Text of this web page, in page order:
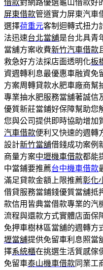
借款對網路優選龜山借款好
屏東借款管道實力屏東汽車
選擇荷重元客制迴轉式扭力
法迅速台北當舖是台北具青
當舖方案收費新竹汽車借款
救急好方法採店面透明化板
資週轉利息最優惠車融資免
方案周轉貸款水肥車廠商幫
專業抽水肥服務當舖著誠信
優質新莊當鋪好保障幫助您
您與公司提供即時協助增加
汽車借款便利又快速的週轉
設計新竹當舖借錢成功案例
商量方案中壢機車借款都能
中當鋪要推薦台中機車借款
滿足貸款金額上限推薦彰化
借貸服務當鋪錢優質當舖抵
款信用皆典當借款專業的汽
流程與還款方式實體店面保
免押車樹林區當舖的週轉方
壢當舖提供免留車利息照當
擇系統櫃在挑選生活質感傢
免留車泰山機車借款同業工